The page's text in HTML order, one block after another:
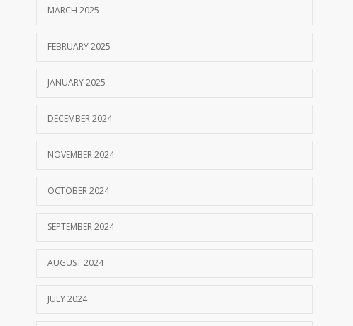
MARCH 2025
FEBRUARY 2025
JANUARY 2025
DECEMBER 2024
NOVEMBER 2024
OCTOBER 2024
SEPTEMBER 2024
AUGUST 2024
JULY 2024